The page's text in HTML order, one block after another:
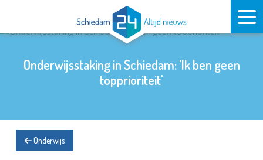
Onderwijsstaking in Schiedam: 'Ik ben geen
topprioriteit'
Onderwijs